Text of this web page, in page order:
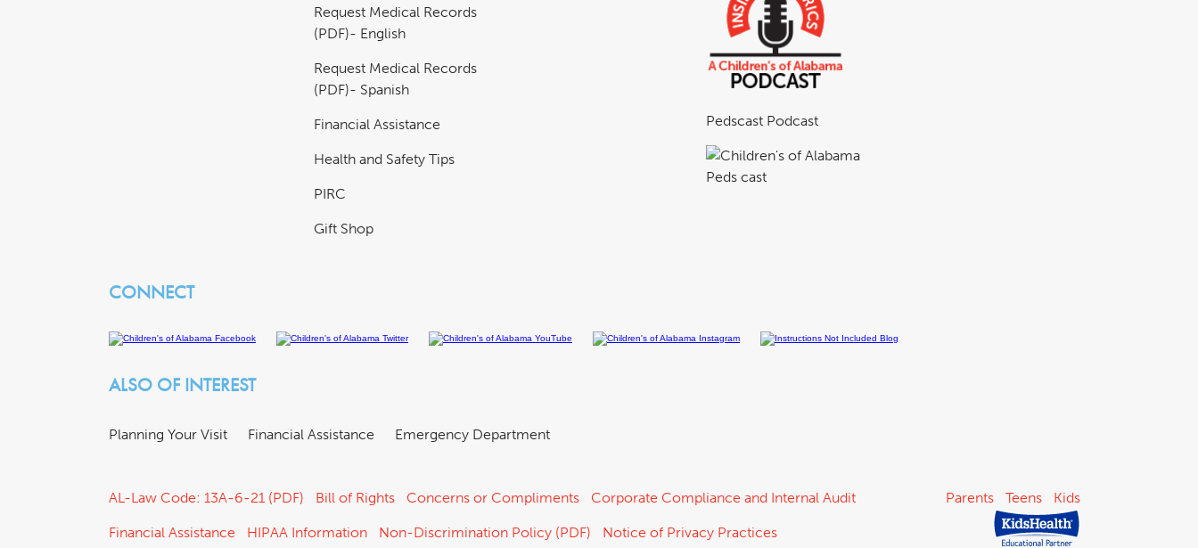
Request Medical Records
(PDF)- English
Request Medical Records
(PDF)- Spanish
Financial Assistance
Health and Safety Tips
PIRC
Gift Shop
Pedscast Podcast
CONNECT
ALSO OF INTEREST
Planning Your Visit Financial Assistance Emergency Department
AL-Law Code: 13A-6-21 (PDF) Bill of Rights Concerns or Compliments Corporate Compliance and Internal Audit
Financial Assistance HIPAA Information Non-Discrimination Policy (PDF) Notice of Privacy Practices
Parents Teens Kids